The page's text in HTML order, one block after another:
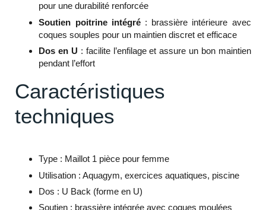
pour une durabilité renforcée
Soutien poitrine intégré: brassière intérieure avec
coques souples pour un maintien discret et efficace
Dos en U : facilite l’enfilage et assure un bon maintien
pendant l’effort
Caractéristiques
techniques
Type : Maillot 1 pièce pour femme
Utilisation : Aquagym, exercices aquatiques, piscine
Dos : U Back (forme en U)
Soutien : brassière intégrée avec coques moulées